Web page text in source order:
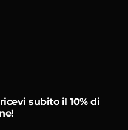
subito il 10% di